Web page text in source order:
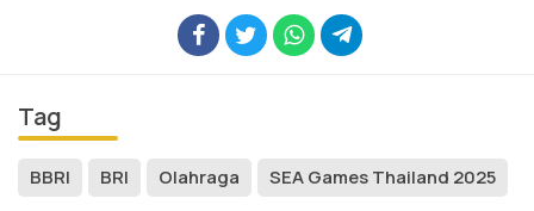
Tag
BBRI BRI Olahraga SEA Games Thailand 2025